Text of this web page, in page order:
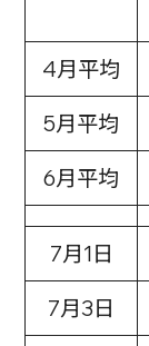
4月平均
5月平均
6月平均
7月1日
7月3日